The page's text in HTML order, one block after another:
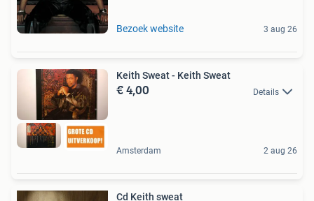
Bezoek website 3 aug 26
Keith Sweat - Keith Sweat
€ 4,00 Details
Amsterdam 2 aug 26
Cd Keith sweat